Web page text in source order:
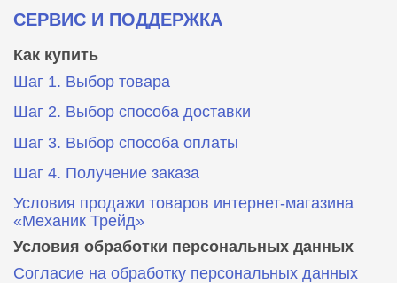
СЕРВИС И ПОДДЕРЖКА
Как купить
Шаг 1. Выбор товара
Шаг 2. Выбор способа доставки
Шаг 3. Выбор способа оплаты
Шаг 4. Получение заказа
Условия продажи товаров интернет-магазина
«Механик Трейд»
Условия обработки персональных данных
Согласие на обработку персональных данных